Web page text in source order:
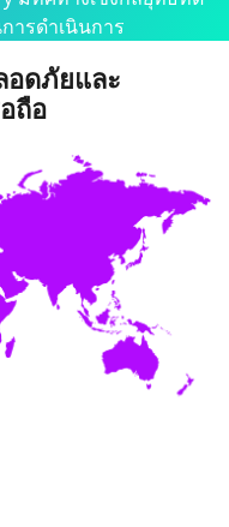
ารดำเนินการ
อดภัยและ
ถือ